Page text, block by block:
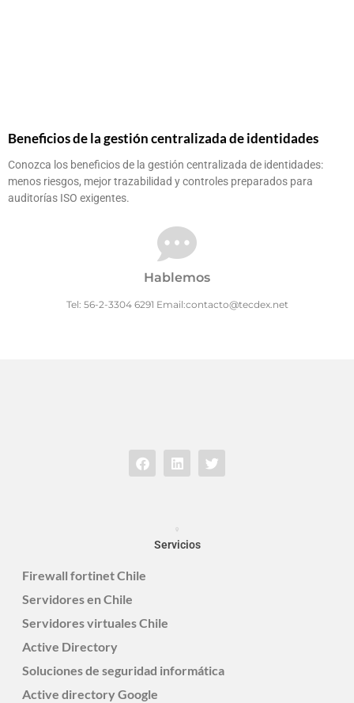
Beneficios de la gestión centralizada de identidades
Conozca los beneficios de la gestión centralizada de identidades:
menos riesgos, mejor trazabilidad y controles preparados para
auditorías ISO exigentes.
Hablemos
Tel: 56-2-3304 6291 Email:contacto@tecdex.net
Servicios
Firewall fortinet Chile
Servidores en Chile
Servidores virtuales Chile
Active Directory
Soluciones de seguridad informática
Active directory Google